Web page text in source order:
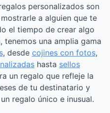
personalizados son
a alguien que te
el tiempo de crear algo
tenemos una amplia gama
, desde cojines con fotos,
hasta sellos
un regalo que refleje la
de tu destinatario y
regalo único e inusual.